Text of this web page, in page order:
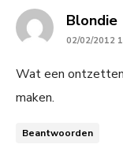
Blondie
02/02/2012
Wat een
maken.
Beantwoorden